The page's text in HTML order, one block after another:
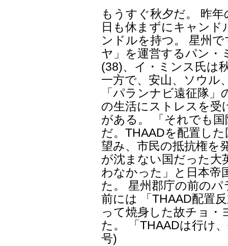
もうすぐ秋夕だ。 昨
日も休まずにキャン
ンドルを持つ。 星州
ヤ」を運営するパン・
(38)、イ・ミンス氏は
一方で、安山、ソウル
「パランナビ遠征隊
の生活にストレスを受
がある。 「それでも
だ。THAADを配置し
望み、市民の抵抗権を
が沈まない国だった大
わなかった」と日本帝
た。 星州郡庁の前の
前には 「THAAD配置
って焼身した故チョ・
た。 「THAADは行け
号)